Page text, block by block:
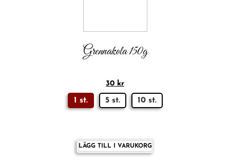
Grennakola 150g
30 kr
1 st. 5 st. 10 st.
LÄGG TILL I VARUKORG